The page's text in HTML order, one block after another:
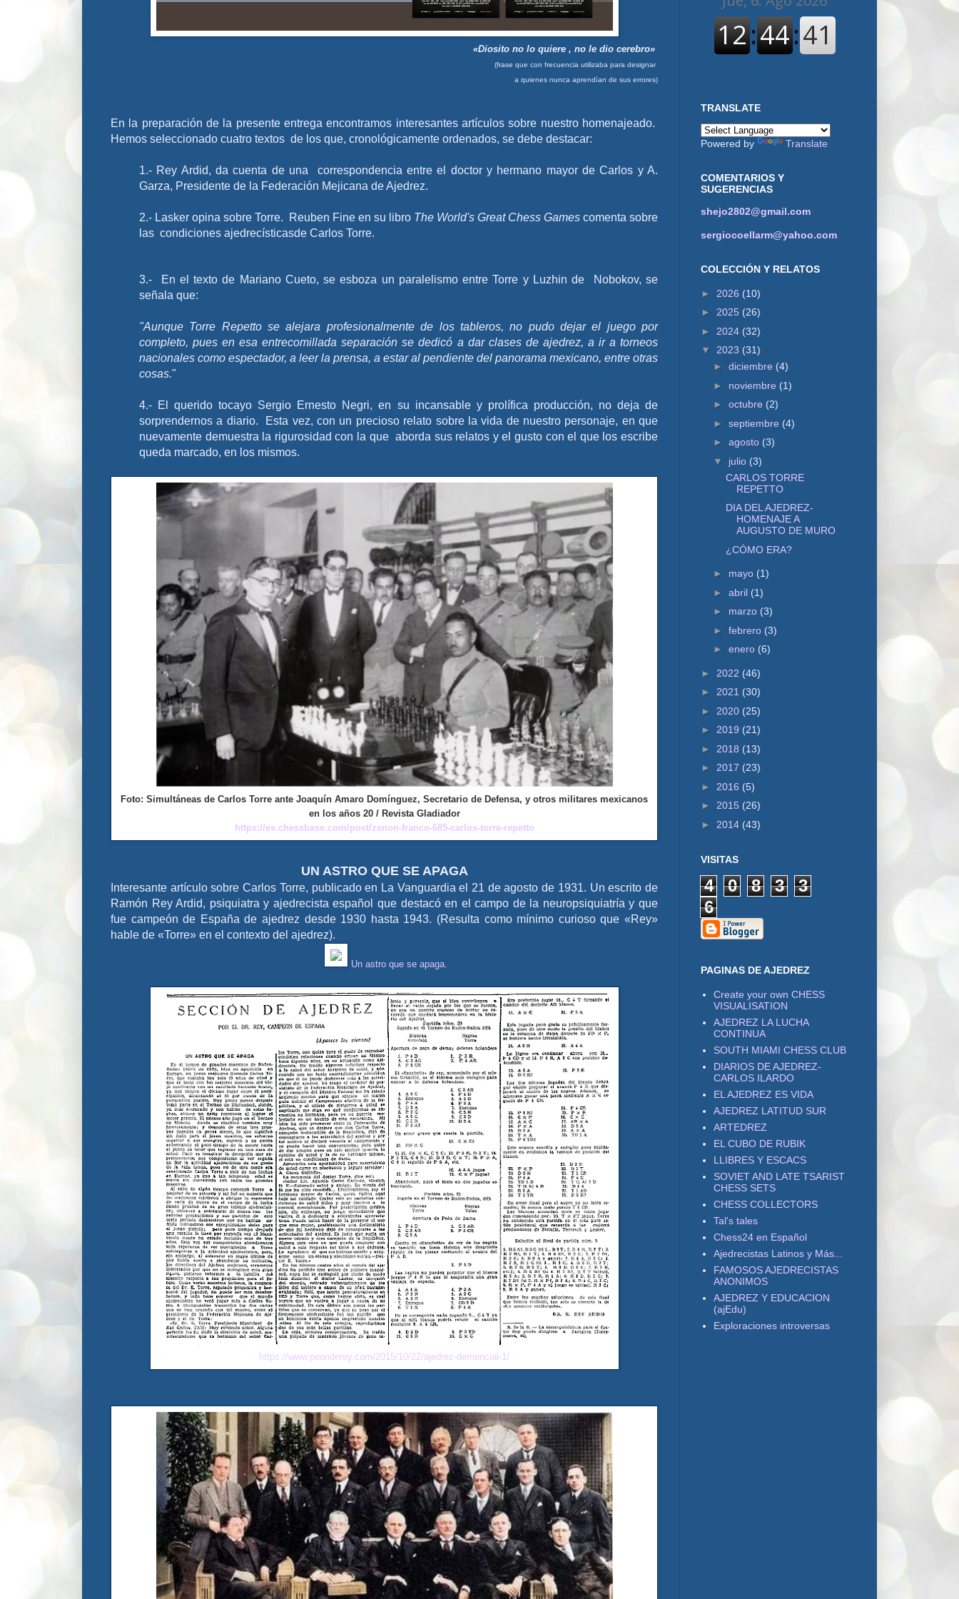
«Diosito no lo quiere , no le dio cerebro»
(frase que con frecuencia utilizaba para designar
a quienes nunca aprendían de sus errores)
En la preparación de la presente entrega encontramos interesantes artículos sobre nuestro homenajeado.
Hemos seleccionado cuatro textos de los que, cronológicamente ordenados, se debe destacar:
1.- Rey Ardid, da cuenta de una correspondencia entre el doctor y hermano mayor de Carlos y A.
Garza, Presidente de la Federación Mejicana de Ajedrez.
2.- Lasker opina sobre Torre. Reuben Fine en su libro The World's Great Chess Games comenta sobre
las condiciones ajedrecísticasde Carlos Torre.
3.- En el texto de Mariano Cueto, se esboza un paralelismo entre Torre y Luzhin de Nobokov, se
señala que:
"Aunque Torre Repetto se alejara profesionalmente de los tableros, no pudo dejar el juego por
completo, pues en esa entrecomillada separación se dedicó a dar clases de ajedrez, a ir a torneos
nacionales como espectador, a leer la prensa, a estar al pendiente del panorama mexicano, entre otras
cosas."
4.- El
querido tocayo Sergio Ernesto Negri, en su incansable y prolífica producción, no deja de
sorprendernos a diario. Esta vez, con un precioso relato sobre la vida de nuestro personaje, en que
nuevamente demuestra la rigurosidad con la que aborda sus relatos y el gusto con el que los escribe
queda marcado, en los mismos.
Foto: Simultáneas de Carlos Torre ante Joaquín Amaro Domínguez, Secretario de Defensa, y otros militares mexicanos
en los años 20 / Revista Gladiador
https://es.chessbase.com/post/zenon-franco-685-carlos-torre-repetto
UN ASTRO QUE SE APAGA
Interesante artículo sobre Carlos Torre, publicado en La Vanguardia el 21 de agosto de 1931. Un escrito de
Ramón Rey Ardid, psiquiatra y ajedrecista español que destacó en el campo de la neuropsiquiatría y que
fue campeón de España de ajedrez desde 1930 hasta 1943. (Resulta como mínimo curioso que «Rey»
hable de «Torre» en el contexto del ajedrez).
Un astro que se apaga.
https://www.peonderey.com/2015/10/22/ajedrez-demencial-1/
TRANSLATE
Powered by Translate
COMENTARIOS Y
SUGERENCIAS
shejo2802@gmail.com
sergiocoellarm@yahoo.com
COLECCIÓN Y RELATOS
► 2026 (10)
► 2025 (26)
► 2024 (32)
▼ 2023 (31)
► diciembre (4)
► noviembre (1)
► octubre (2)
► septiembre (4)
► agosto (3)
▼ julio (3)
CARLOS TORRE
REPETTO
DIA DEL AJEDREZ-
HOMENAJE A
AUGUSTO DE MURO
¿CÓMO ERA?
► mayo (1)
► abril (1)
► marzo (3)
► febrero (3)
► enero (6)
► 2022 (46)
► 2021 (30)
► 2020 (25)
► 2019 (21)
► 2018 (13)
► 2017 (23)
► 2016 (5)
► 2015 (26)
► 2014 (43)
VISITAS
4 0 8 3
3
6
PAGINAS DE AJEDREZ
Create your own CHESS
VISUALISATION
AJEDREZ LA LUCHA
CONTINUA
SOUTH MIAMI CHESS CLUB
DIARIOS DE AJEDREZ-
CARLOS ILARDO
EL AJEDREZ ES VIDA
AJEDREZ LATITUD SUR
ARTEDREZ
EL CUBO DE RUBIK
LLIBRES Y ESCACS
SOVIET AND LATE TSARIST
CHESS SETS
CHESS COLLECTORS
Tal's tales
Chess24 en Español
Ajedrecistas Latinos y Más...
FAMOSOS AJEDRECISTAS
ANONIMOS
AJEDREZ Y EDUCACION
(ajEdu)
Exploraciones introversas